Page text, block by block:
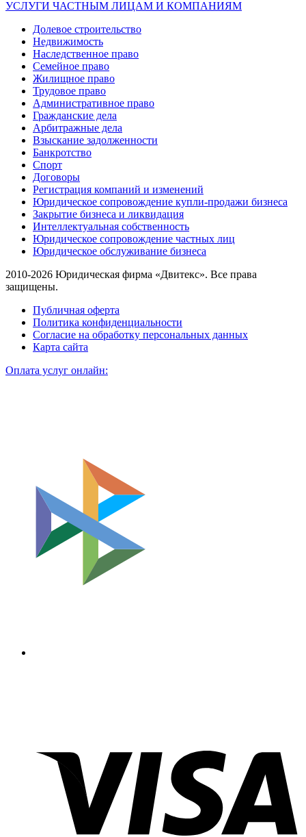
УСЛУГИ ЧАСТНЫМ ЛИЦАМ И КОМПАНИЯМ
Долевое строительство
Недвижимость
Наследственное право
Семейное право
Жилищное право
Трудовое право
Административное право
Гражданские дела
Арбитражные дела
Взыскание задолженности
Банкротство
Спорт
Договоры
Регистрация компаний и изменений
Юридическое сопровождение купли-продажи бизнеса
Закрытие бизнеса и ликвидация
Интеллектуальная собственность
Юридическое сопровождение частных лиц
Юридическое обслуживание бизнеса
2010-2026 Юридическая фирма «Двитекс». Все права
защищены.
Публичная оферта
Политика конфиденциальности
Согласие на обработку персональных данных
Карта сайта
Оплата услуг онлайн: